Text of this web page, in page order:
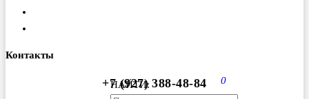
НАЙТИ: 0
Контакты
+7 (927) 388-48-84